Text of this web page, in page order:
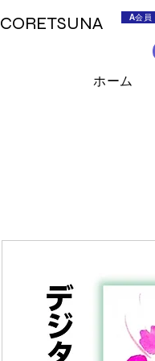
CORETSUNA A会員
ホーム